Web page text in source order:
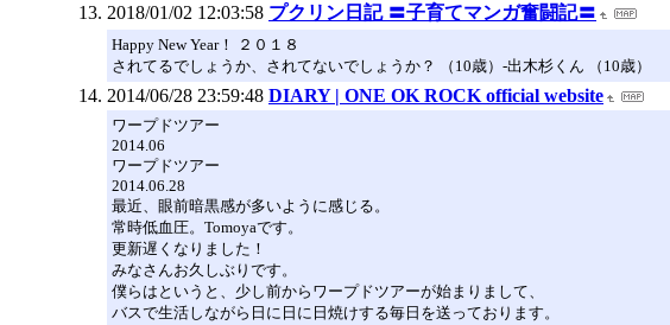
2018/01/02 12:03:58 プクリン日記 〓子育てマンガ奮闘記〓
Happy New Year！ ２０１８
されてるでしょうか、されてないでしょうか？ （10歳）-出木杉くん （10歳）
2014/06/28 23:59:48 DIARY | ONE OK ROCK official website
ワープドツアー
2014.06
ワープドツアー
2014.06.28
最近、眼前暗黒感が多いように感じる。
常時低血圧。Tomoyaです。
更新遅くなりました！
みなさんお久しぶりです。
僕らはというと、少し前からワープドツアーが始まりまして、
バスで生活しながら日に日に日焼けする毎日を送っております。